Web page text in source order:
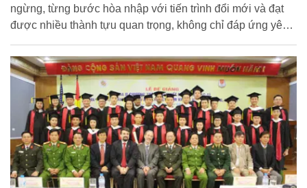
ngừng, từng bước hòa nhập với tiến trình đổi mới và đạt
được nhiều thành tựu quan trọng, không chỉ đáp ứng yêu
rộng đáp ứng yêu cầu của xã hội.